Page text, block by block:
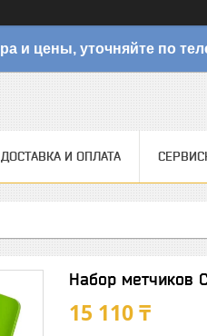
и цены, уточняйте по
ДОСТАВКА И ОПЛАТА
Набор метчиков
15 110 ₸